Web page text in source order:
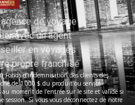
de voyage
avec un agent
en voyages
propre franchise
d’indemnisation des clients des
de 1 000 $ du produit ou service
moment de l’entrée sur le site et valide si
session. Si vous vous déconnectez de notre